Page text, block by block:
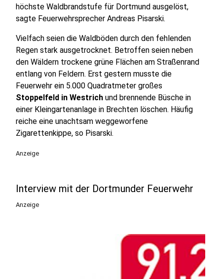
höchste Waldbrandstufe für Dortmund ausgelöst,
sagte Feuerwehrsprecher Andreas Pisarski.
Vielfach seien die Waldböden durch den fehlenden
Regen stark ausgetrocknet. Betroffen seien neben
den Wäldern trockene grüne Flächen am Straßenrand
entlang von Feldern. Erst gestern musste die
Feuerwehr ein 5.000 Quadratmeter großes
Stoppelfeld in Westrich und brennende Büsche in
einer Kleingartenanlage in Brechten löschen. Häufig
reiche eine unachtsam weggeworfene
Zigarettenkippe, so Pisarski.
Anzeige
Interview mit der Dortmunder Feuerwehr
Anzeige